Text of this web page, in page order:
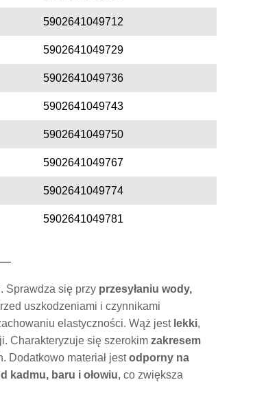
5902641049712
5902641049729
5902641049736
5902641049743
5902641049750
5902641049767
5902641049774
5902641049781
Sprawdza się przy przesyłaniu wody,
uszkodzeniami i czynnikami
elastyczności. Wąż jest lekki,
Charakteryzuje się szerokim zakresem
Dodatkowo materiał jestodporny na
kadmu, baru i ołowiu, co zwiększa